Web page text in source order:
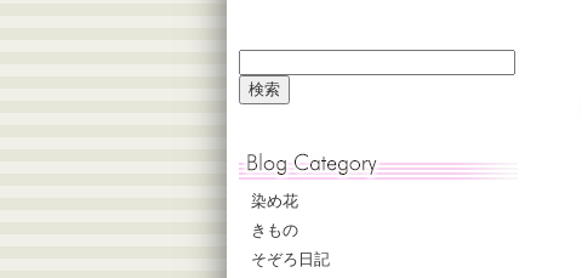
染め花
きもの
そぞろ日記